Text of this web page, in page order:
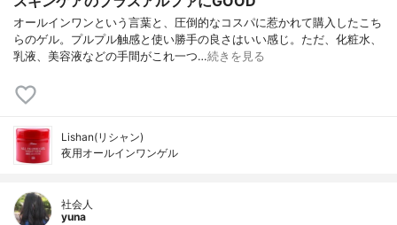
オールインワンという言葉と、圧倒的なコスパに惹かれて購入したこち
らのゲル。プルプル触感と使い勝手の良さはいい感じ。ただ、化粧水、
乳液、美容液などの手間がこれ一つ…続きを見る
Lishan(リシャン)
夜用オールインワンゲル
社会人
yuna